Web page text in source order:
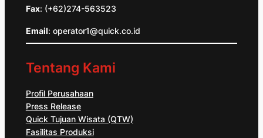
Fax: (+62)274-563523
Email: operator1@quick.co.id
Tentang Kami
Profil Perusahaan
Press Release
Quick Tujuan Wisata (QTW)
Fasilitas Produksi